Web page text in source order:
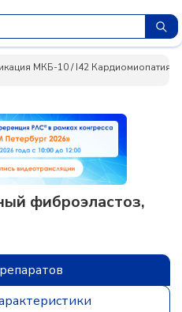
МКБ-10/I42 Кардиомиопатия
фиброэластоз,